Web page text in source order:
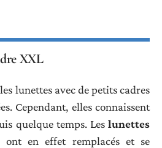
XXL
lunettes avec de petits cadres
Cependant, elles connaissent
quelque temps. Les lunettes
ont en effet remplacés et se